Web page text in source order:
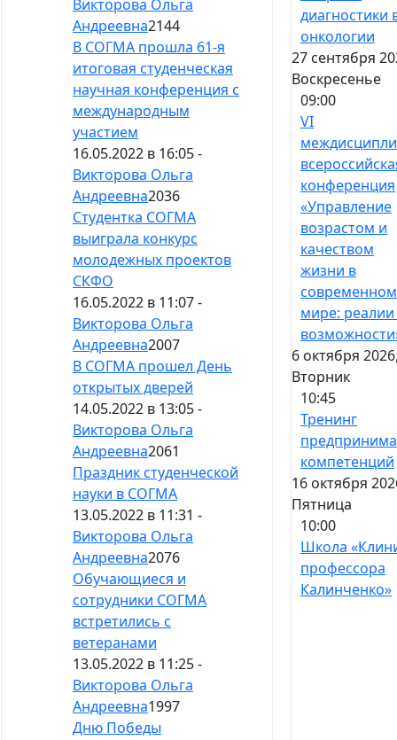
Викторова Ольга
Андреевна2144
В СОГМА прошла 61-я
итоговая студенческая
научная конференция с
международным
участием
16.05.2022 в 16:05 -
Викторова Ольга
Андреевна2036
Студентка СОГМА
выиграла конкурс
молодежных проектов
СКФО
16.05.2022 в 11:07 -
Викторова Ольга
Андреевна2007
В СОГМА прошел День
открытых дверей
14.05.2022 в 13:05 -
Викторова Ольга
Андреевна2061
Праздник студенческой
науки в СОГМА
13.05.2022 в 11:31 -
Викторова Ольга
Андреевна2076
Обучающиеся и
сотрудники СОГМА
встретились с
ветеранами
13.05.2022 в 11:25 -
Викторова Ольга
Андреевна1997
Дню Победы
диагностики
онкологии
27 сентября
Воскресенье
09:00
VI
конференция
«Управление
возрастом и
качеством
жизни в
современном
мире:
6 октября
Вторник
10:45
Тренинг
компетенций
16 октября
Пятница
10:00
Школа
профессора
Калинченко»